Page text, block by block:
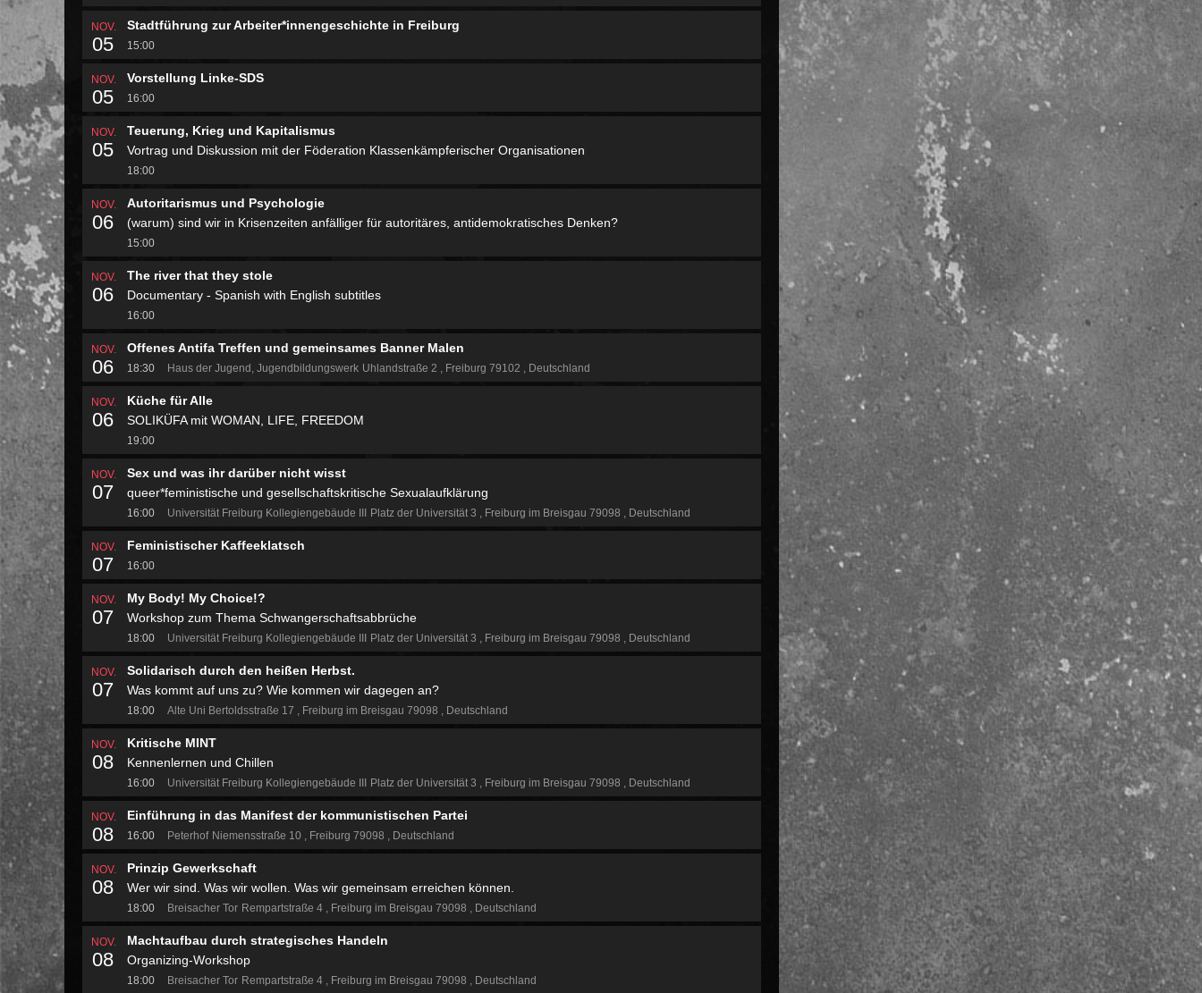
NOV.
05
Stadtführung zur Arbeiter*innengeschichte in Freiburg
15:00
NOV.
05
Vorstellung Linke-SDS
16:00
NOV.
05
Teuerung, Krieg und Kapitalismus
Vortrag und Diskussion mit der Föderation Klassenkämpferischer Organisationen
18:00
NOV.
06
Autoritarismus und Psychologie
(warum) sind wir in Krisenzeiten anfälliger für autoritäres, antidemokratisches Denken?
15:00
NOV.
06
The river that they stole
Documentary - Spanish with English subtitles
16:00
NOV.
06
Offenes Antifa Treffen und gemeinsames Banner Malen
18:30 Haus der Jugend, Jugendbildungswerk Uhlandstraße 2 Freiburg 79102 Deutschland
NOV.
06
Küche für Alle
SOLIKÜFA mit WOMAN, LIFE, FREEDOM
19:00
NOV.
07
Sex und was ihr darüber nicht wisst
queer*feministische und gesellschaftskritische Sexualaufklärung
16:00 Universität Freiburg Kollegiengebäude III Platz der Universität 3 Freiburg im Breisgau 79098 Deutschland
NOV.
07
Feministischer Kaffeeklatsch
16:00
NOV.
07
My Body! My Choice!?
Workshop zum Thema Schwangerschaftsabbrüche
18:00 Universität Freiburg Kollegiengebäude III Platz der Universität 3 Freiburg im Breisgau 79098 Deutschland
NOV.
07
Solidarisch durch den heißen Herbst.
Was kommt auf uns zu? Wie kommen wir dagegen an?
18:00 Alte Uni Bertoldsstraße 17 Freiburg im Breisgau 79098 Deutschland
NOV.
08
Kritische MINT
Kennenlernen und Chillen
16:00 Universität Freiburg Kollegiengebäude III Platz der Universität 3 Freiburg im Breisgau 79098 Deutschland
NOV.
08
Einführung in das Manifest der kommunistischen Partei
16:00 Peterhof Niemensstraße 10 Freiburg 79098 Deutschland
NOV.
08
Prinzip Gewerkschaft
Wer wir sind. Was wir wollen. Was wir gemeinsam erreichen können.
18:00 Breisacher Tor Rempartstraße 4 Freiburg im Breisgau 79098 Deutschland
NOV.
08
Machtaufbau durch strategisches Handeln
Organizing-Workshop
18:00 Breisacher Tor Rempartstraße 4 Freiburg im Breisgau 79098 Deutschland